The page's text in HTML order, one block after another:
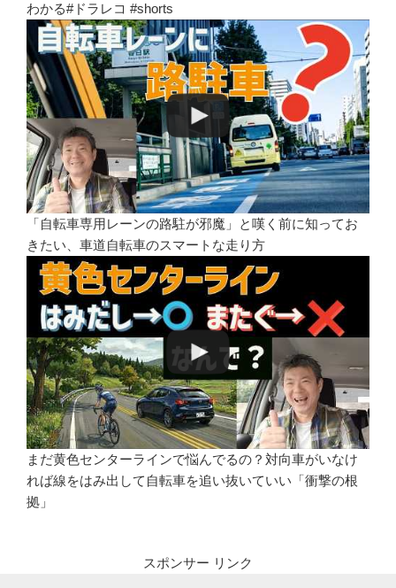
わかる#ドラレコ #shorts
「自転車専用レーンの路駐が邪魔」と嘆く前に知ってお
きたい、車道自転車のスマートな走り方
まだ黄色センターラインで悩んでるの？対向車がいなけ
れば線をはみ出して自転車を追い抜いていい「衝撃の根
拠」
スポンサー リンク